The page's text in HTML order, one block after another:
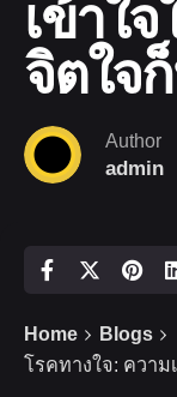
เข้าใ
จิตใจ
Author
admin
Home
Blogs
โรคทางใจ: ควา